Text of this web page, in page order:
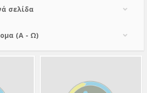
σελίδα
(A - Ω)